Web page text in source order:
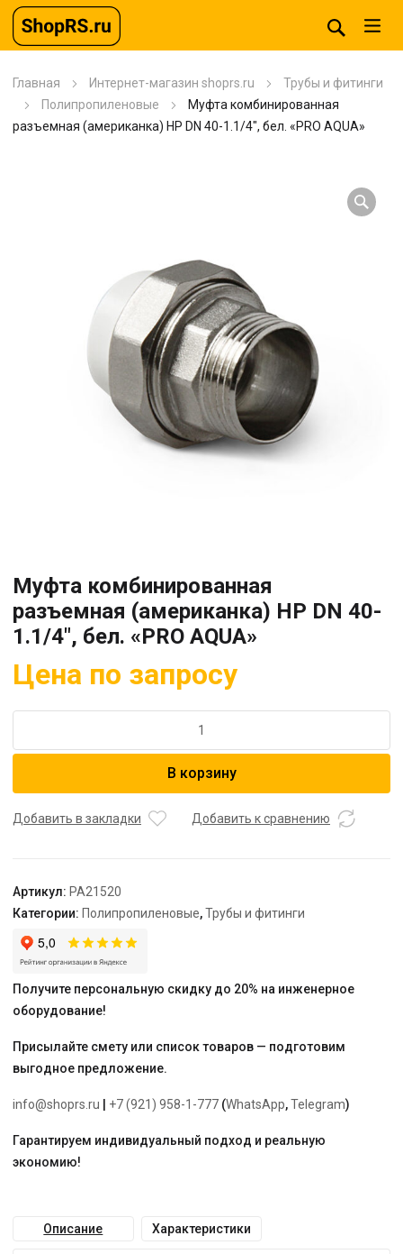
Главная Интернет-магазин shoprs.ru
Трубы и фитинги
Полипропиленовые
Муфта комбинированная
разъемная (американка) НР DN 40-1.1/4″, бел. «PRO AQUA»
Муфта комбинированная
разъемная (американка) НР DN 40-
1.1/4″, бел. «PRO AQUA»
Цена по запросу
Муфта
(американка)
1.1/4",
бел.
"PRO
AQUA"
В корзину
Добавить в закладки Добавить к сравнению
Артикул: PA21520
Категории: Полипропиленовые,Трубы и фитинги
Получите персональную скидку до 20% на инженерное
оборудование!
Присылайте смету или список товаров — подготовим
выгодное предложение.
info@shoprs.ru +7 (921) 958-1-777 (WhatsApp,Telegram)
Гарантируем индивидуальный подход и реальную
экономию!
Описание Характеристики